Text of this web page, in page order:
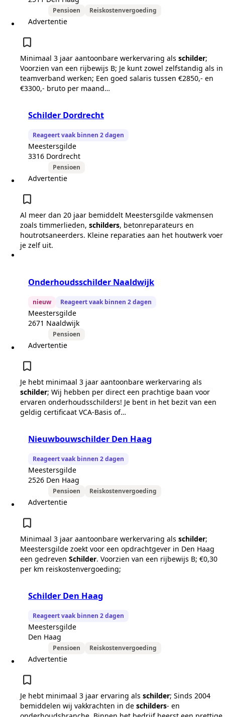
Pensioen Reiskostenvergoeding
Advertentie
Minimaal 3 jaar aantoonbare werkervaring als schilder;
Voorzien van een rijbewijs B; Je kunt zowel zelfstandig als in
teamverband werken; Een goed salaris tussen €2850,- en
€3300,- bruto per maand…
Schilder Dordrecht
Reageert vaak binnen 2 dagen
Meestersgilde
3316 Dordrecht
Pensioen
Advertentie
Al meer dan 20 jaar bemiddelt Meestersgilde vakmensen
zoals timmerlieden, schilders, betonreparateurs en
houtrotsaneerders. Kleine reparaties aan het houtwerk voer
je zelf uit.
Onderhoudsschilder Naaldwijk
nieuw Reageert vaak binnen 2 dagen
Meestersgilde
2671 Naaldwijk
Pensioen
Advertentie
Je hebt minimaal 3 jaar aantoonbare werkervaring als
schilder; Wij hebben per direct een prachtige baan voor
ervaren onderhoudsschilders! Je bent in het bezit van een
geldig certificaat VCA-Basis of…
Nieuwbouwschilder Den Haag
Reageert vaak binnen 2 dagen
Meestersgilde
2526 Den Haag
Pensioen Reiskostenvergoeding
Advertentie
Minimaal 3 jaar aantoonbare werkervaring als schilder;
Meestersgilde zoekt voor een opdrachtgever in Den Haag
een gedreven Schilder. Voorzien van een rijbewijs B; €0,30
per km reiskostenvergoeding;
Schilder Den Haag
Reageert vaak binnen 2 dagen
Meestersgilde
Den Haag
Pensioen Reiskostenvergoeding
Advertentie
Je hebt minimaal 3 jaar ervaring als schilder; Sinds 2004
bemiddelen wij vakkrachten in de schilders- en